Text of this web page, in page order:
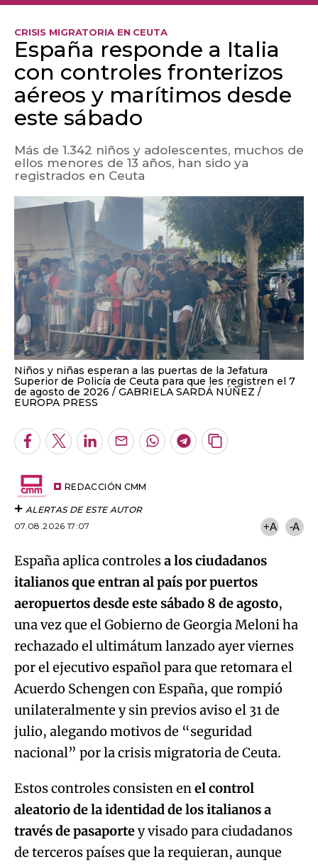
CRISIS MIGRATORIA EN CEUTA
España responde a Italia
con controles fronterizos
aéreos y marítimos desde
este sábado
Más de 1.342 niños y adolescentes, muchos de
ellos menores de 13 años, han sido ya
registrados en Ceuta
Niños y niñas esperan a las puertas de la Jefatura
Superior de Policía de Ceuta para que les registren el 7
de agosto de 2026
GABRIELA SARDÁ NÚÑEZ /
EUROPA PRESS
Facebook
TwitterLinkedInEnviarWhatsapp
Telegram
Copiar
REDACCIÓN CMM
ALERTAS DE ESTE AUTOR
07.08.2026 17:07
+A -A
España aplica controlesa los ciudadanos
italianos que entran al país por puertos
aeropuertos desde este sábado 8 de agosto,
una vez que el Gobierno de Georgia Meloni ha
rechazado el ultimátum lanzado ayer viernes
por el ejecutivo español para que retomara el
Acuerdo Schengen con España, que rompió
unilateralmente y sin previos aviso el 31 de
julio, alegando motivos de “seguridad
nacional” por la crisis migratoria de Ceuta.
Estos controles consisten enel control
aleatorio de la identidad de los italianos a
través de pasaportey visado para ciudadanos
de terceros países que la requieran, aunque